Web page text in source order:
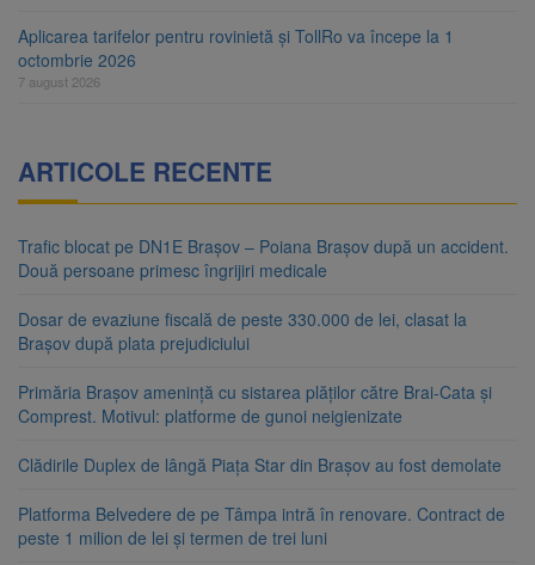
Aplicarea tarifelor pentru rovinietă și TollRo va începe la 1
octombrie 2026
7 august 2026
ARTICOLE RECENTE
Trafic blocat pe DN1E Brașov – Poiana Brașov după un accident.
Două persoane primesc îngrijiri medicale
Dosar de evaziune fiscală de peste 330.000 de lei, clasat la
Brașov după plata prejudiciului
Primăria Brașov amenință cu sistarea plăților către Brai-Cata și
Comprest. Motivul: platforme de gunoi neigienizate
Clădirile Duplex de lângă Piața Star din Brașov au fost demolate
Platforma Belvedere de pe Tâmpa intră în renovare. Contract de
peste 1 milion de lei și termen de trei luni